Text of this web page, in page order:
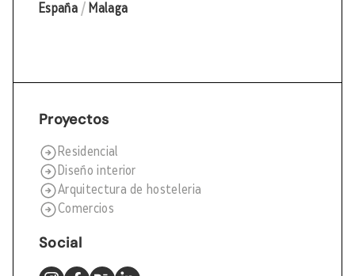
España / Malaga
Proyectos
Residencial
Diseño interior
Arquitectura de hosteleria
Comercios
Social